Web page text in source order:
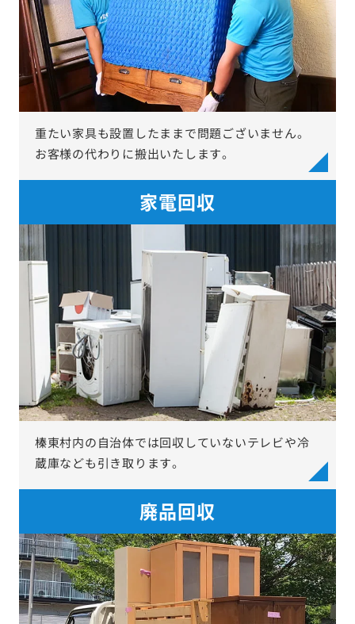
重たい家具も設置したままで問題ございません。
お客様の代わりに搬出いたします。
家電回収
榛東村内の自治体では回収していないテレビや冷
蔵庫なども引き取ります。
廃品回収